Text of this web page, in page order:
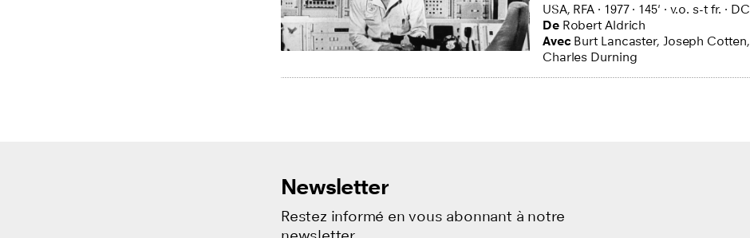
USA, RFA · 1977· 145' · v.o. s-t fr. · DC
De Robert Aldrich
Avec Burt Lancaster, Joseph Cotten,
Charles Durning
Newsletter
Restez informé en vous abonnant à notre